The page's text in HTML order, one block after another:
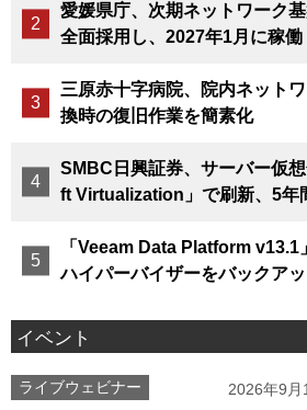
愛媛県庁、次期ネットワーク
全面採用し、2027年1月に稼働
三原赤十字病院、院内ネット
換時の復旧作業を簡素化
SMBC日興証券、サーバー仮
ft Virtualization」で刷新、5年
「Veeam Data Platform
ハイパーバイザーをバックア
イベント
ライブウェビナー 2026年9